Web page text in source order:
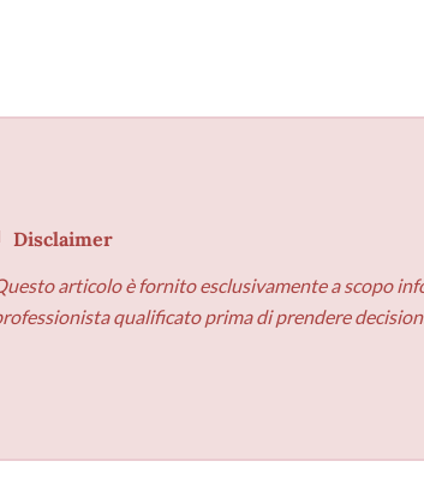
Disclaimer
articolo è fornito esclusivamente a scopo
qualificato prima di prendere